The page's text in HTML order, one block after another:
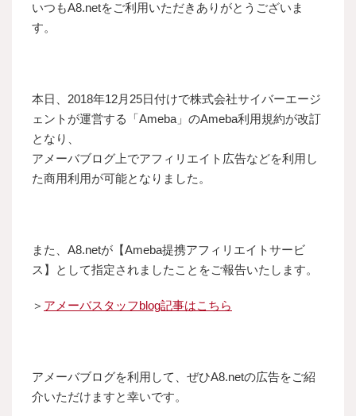
いつもA8.netをご利用いただきありがとうございま
す。
本日、2018年12月25日付けで株式会社サイバーエージ
ェントが運営する「Ameba」のAmeba利用規約が改訂
となり、
アメーバブログ上でアフィリエイト広告などを利用し
た商用利用が可能となりました。
また、A8.netが【Ameba提携アフィリエイトサービ
ス】として指定されましたことをご報告いたします。
＞ アメーバスタッフblog記事はこちら
アメーバブログを利用して、ぜひA8.netの広告をご紹
介いただけますと幸いです。